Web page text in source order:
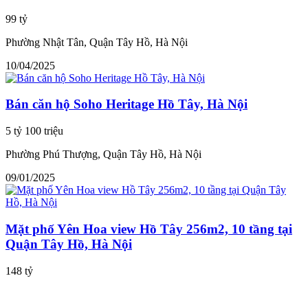
99 tỷ
Phường Nhật Tân, Quận Tây Hồ, Hà Nội
10/04/2025
Bán căn hộ Soho Heritage Hồ Tây, Hà Nội
5 tỷ 100 triệu
Phường Phú Thượng, Quận Tây Hồ, Hà Nội
09/01/2025
Mặt phố Yên Hoa view Hồ Tây 256m2, 10 tầng tại
Quận Tây Hồ, Hà Nội
148 tỷ